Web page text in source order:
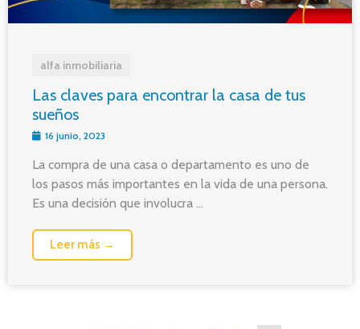
alfa inmobiliaria
Las claves para encontrar la casa de tus
sueños
16 junio, 2023
La compra de una casa o departamento es uno de
los pasos más importantes en la vida de una persona.
Es una decisión que involucra ...
Leer más →